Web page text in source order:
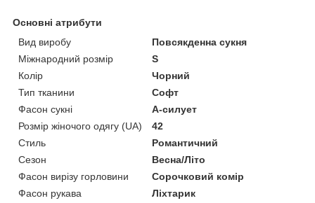
Основні атрибути
Вид виробу
Повсякденна сукня
Міжнародний розмір
S
Колір
Чорний
Тип тканини
Софт
Фасон сукні
А-силует
Розмір жіночого одягу (UA)
42
Стиль
Романтичний
Сезон
Весна/Літо
Фасон вирізу горловини
Сорочковий комір
Фасон рукава
Ліхтарик